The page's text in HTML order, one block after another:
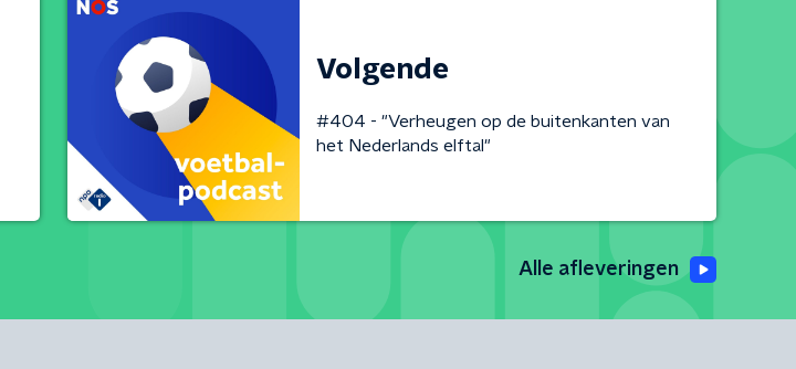
Volgende
#404 - "Verheugen op de buitenkanten van
het Nederlands elftal"
Alle afleveringen